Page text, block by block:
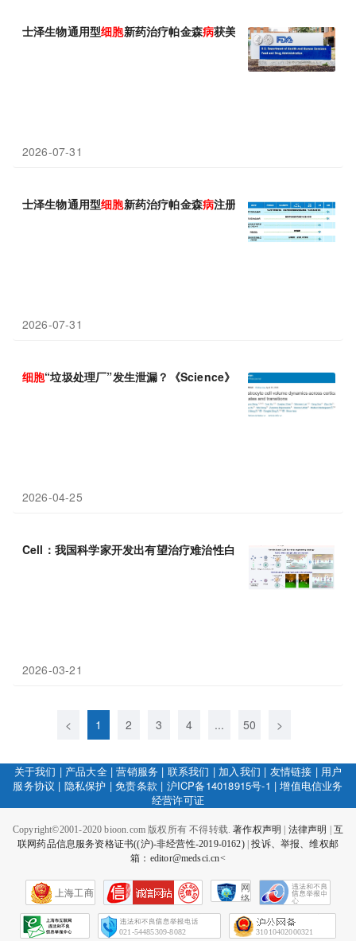
士泽生物通用型细胞新药治疗帕金森病获美国FDA快速通道资格认
2026-07-31
士泽生物通用型细胞新药治疗帕金森病注册临床II期全部入组完成
2026-07-31
细胞“垃圾处理厂”发生泄漏？《Science》研究揭示帕金森病新风
2026-04-25
Cell：我国科学家开发出有望治疗难治性白血 的改进型CAR-T
2026-03-21
< 1 2 3 4 ... 50 >
关于我们 | 产品大全|营销服务 | 联系我们 | 加入我们 | 友情链接 | 用户
服务协议 | 隐私保护 |免责条款 | 沪ICP备14018915号-1 |增值电信业务
经营许可证
Copyright©2001-2020 bioon.com 版权所有 不得转载.著作权声明 法律声明
互
联网药品信息服务资格证书((沪)-非经营性-2019-0162)|投诉、举报、维权邮
箱：editor@medsci.cn<
上海工商
网
络
会
征
021-54485309-8082 31010402000321